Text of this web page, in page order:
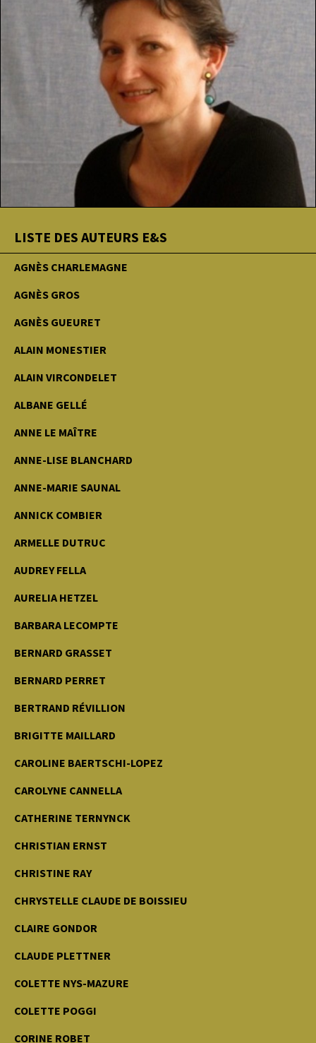
LISTE DES AUTEURS E&S
AGNÈS CHARLEMAGNE
AGNÈS GROS
AGNÈS GUEURET
ALAIN MONESTIER
ALAIN VIRCONDELET
ALBANE GELLÉ
ANNE LE MAÎTRE
ANNE-LISE BLANCHARD
ANNE-MARIE SAUNAL
ANNICK COMBIER
ARMELLE DUTRUC
AUDREY FELLA
AURELIA HETZEL
BARBARA LECOMPTE
BERNARD GRASSET
BERNARD PERRET
BERTRAND RÉVILLION
BRIGITTE MAILLARD
CAROLINE BAERTSCHI-LOPEZ
CAROLYNE CANNELLA
CATHERINE TERNYNCK
CHRISTIAN ERNST
CHRISTINE RAY
CHRYSTELLE CLAUDE DE BOISSIEU
CLAIRE GONDOR
CLAUDE PLETTNER
COLETTE NYS-MAZURE
COLETTE POGGI
CORINE ROBET